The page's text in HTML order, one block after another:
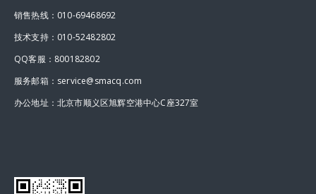
销售热线：010-69468692
技术支持：010-52482802
QQ客服：800182802
服务邮箱：service@smacq.com
办公地址：北京市顺义区旭辉空港中心C座327室